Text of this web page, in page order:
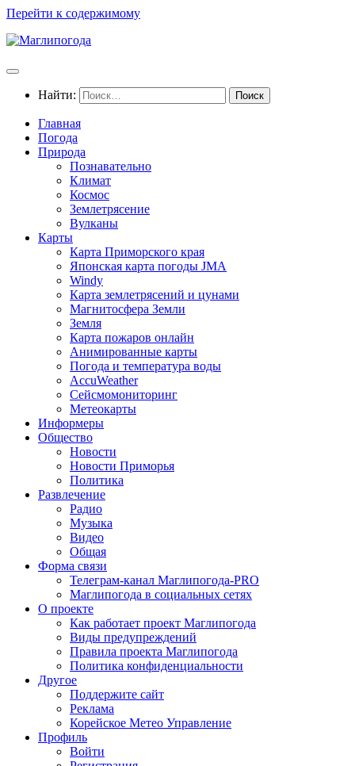
Перейти к содержимому
Найти:
Главная
Погода
Природа
Познавательно
Климат
Космос
Землетрясение
Вулканы
Карты
Карта Приморского края
Японская карта погоды JMA
Windy
Карта землетрясений и цунами
Магнитосфера Земли
Земля
Карта пожаров онлайн
Анимированные карты
Погода и температура воды
AccuWeather
Сейсмомониторинг
Метеокарты
Информеры
Общество
Новости
Новости Приморья
Политика
Развлечение
Радио
Музыка
Видео
Общая
Форма связи
Телеграм-канал Маглипогода-PRO
Маглипогода в социальных сетях
О проекте
Как работает проект Маглипогода
Виды предупреждений
Правила проекта Маглипогода
Политика конфиденциальности
Другое
Поддержите сайт
Реклама
Корейское Метео Управление
Профиль
Войти